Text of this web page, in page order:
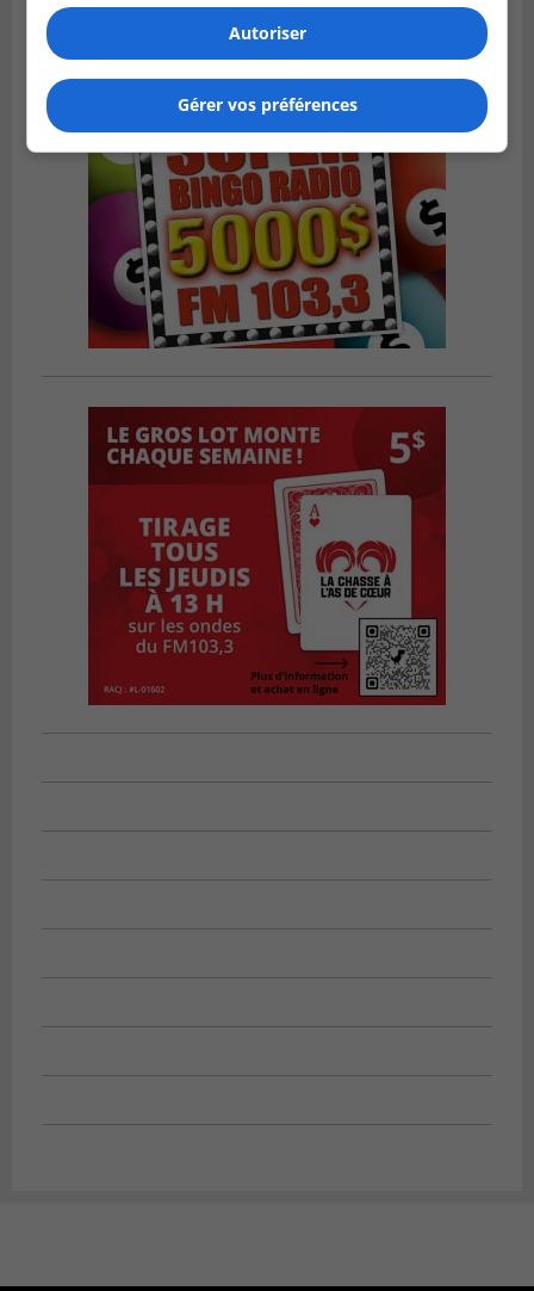
Autoriser
Gérer vos préférences